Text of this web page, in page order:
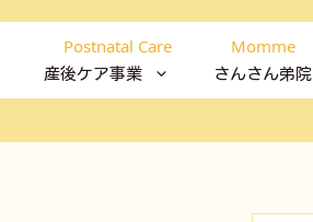
Postnatal Care
産後ケア事業
Momme
さんさん弟院